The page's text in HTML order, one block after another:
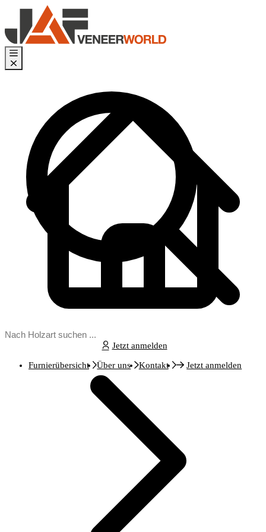
Jetzt anmelden
Furnierübersicht Über uns Kontakt Jetzt anmelden